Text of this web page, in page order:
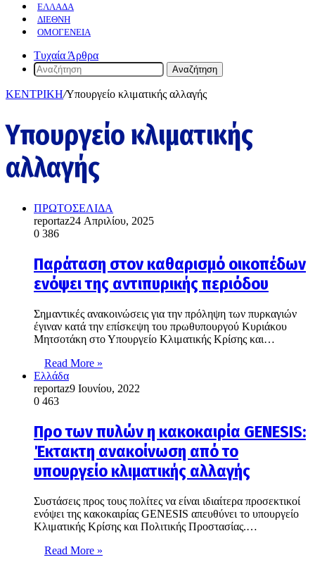
ΕΛΛΆΔΑ
ΔΙΕΘΝΉ
ΟΜΟΓΈΝΕΙΑ
Τυχαία Άρθρα
Αναζήτηση
ΚΕΝΤΡΙΚΗ/Υπουργείο κλιματικής αλλαγής
Υπουργείο κλιματικής
αλλαγής
ΠΡΩΤΟΣΕΛΙΔΑ
reportaz24 Απριλίου, 2025
0 386
Παράταση στον καθαρισμό οικοπέδων
ενόψει της αντιπυρικής περιόδου
Σημαντικές ανακοινώσεις για την πρόληψη των πυρκαγιών
έγιναν κατά την επίσκεψη του πρωθυπουργού Κυριάκου
Μητσοτάκη στο Υπουργείο Κλιματικής Κρίσης και…
Read More »
Ελλάδα
reportaz9 Ιουνίου, 2022
0 463
Προ των πυλών η κακοκαιρία GENESIS:
Έκτακτη ανακοίνωση από το
υπουργείο κλιματικής αλλαγής
Συστάσεις προς τους πολίτες να είναι ιδιαίτερα προσεκτικοί
ενόψει της κακοκαιρίας GENESIS απευθύνει το υπουργείο
Κλιματικής Κρίσης και Πολιτικής Προστασίας.…
Read More »